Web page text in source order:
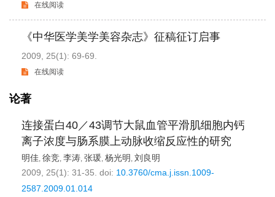
在线阅读
《中华医学美学美容杂志》征稿征订启事
2009, 25(1): 69-69.
在线阅读
论著
连接蛋白40／43调节大鼠血管平滑肌细胞内钙
离子浓度与肠系膜上动脉收缩反应性的研究
明佳, 徐竞, 李涛, 张瑗, 杨光明 , 刘良明
2009, 25(1): 31-35. doi: 10.3760/cma.j.issn.1009-
2587.2009.01.014